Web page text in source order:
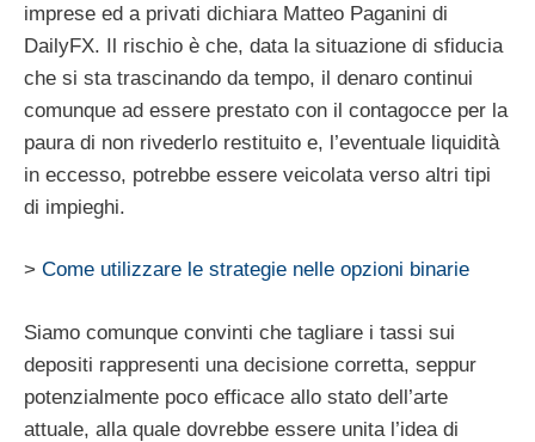
imprese ed a privati dichiara Matteo Paganini di
DailyFX. Il rischio è che, data la situazione di sfiducia
che si sta trascinando da tempo, il denaro continui
comunque ad essere prestato con il contagocce per la
paura di non rivederlo restituito e, l’eventuale liquidità
in eccesso, potrebbe essere veicolata verso altri tipi
di impieghi.
> Come utilizzare le strategie nelle opzioni binarie
Siamo comunque convinti che tagliare i tassi sui
depositi rappresenti una decisione corretta, seppur
potenzialmente poco efficace allo stato dell’arte
attuale, alla quale dovrebbe essere unita l’idea di